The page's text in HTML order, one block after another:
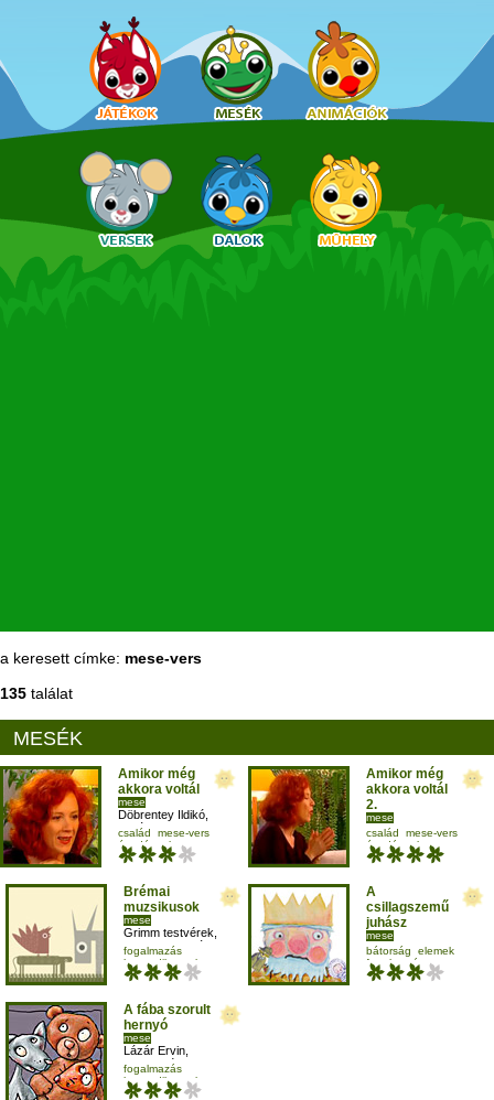
a keresett címke: mese-vers
135 találat
MESÉK
Amikor még
akkora voltál
mese
Döbrentey Ildikó
Takács Katalin
család
mese-vers
óvodásnak
Amikor még
akkora voltál
2.
mese
Döbrentey Ildikó,
Takács Katalin
család
mese-vers
óvodásnak
Brémai
muzsikusok
mese
Grimm testvérek
Zugmann Zoltán
Nagy Diána
fogalmazás
harmadikosnak
időrend mese-vers
A
csillagszemű
juhász
mese
Zugmann Zoltán,
Szoboszlay Eszter
bátorság
elemek
fogalmazás
harmadikosnak
A fába szorult
hernyó
mese
Lázár Ervin
Rudolf Péter
Kun Fruzsina
fogalmazás
harmadikosnak
mese-vers
olvasás